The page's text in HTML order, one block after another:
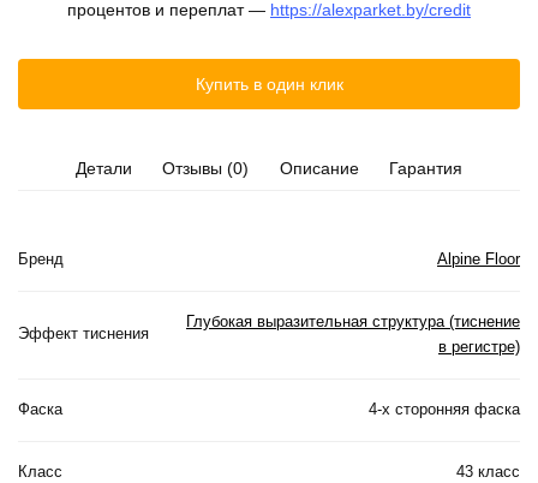
процентов и переплат — https://alexparket.by/credit
Купить в один клик
Детали Отзывы (0) Описание Гарантия
Бренд Alpine Floor
Эффект тиснения
Глубокая выразительная структура (тиснение
в регистре)
Фаска 4-х сторонняя фаска
Класс 43 класс